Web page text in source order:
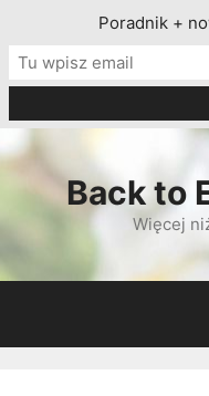
Przeskocz
treści
Back to
Więcej
Poradnik +